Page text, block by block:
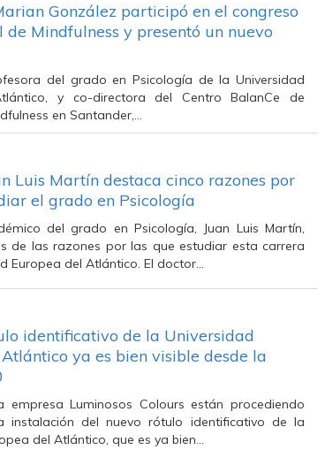
González participó en el congreso
de Mindfulness y presentó un nuevo
del grado en Psicología de la Universidad
y co-directora del Centro BalanCe de
en Santander,…
Luis Martín destaca cinco razones por
el grado en Psicología
del grado en Psicología, Juan Luis Martín,
de las razones por las que estudiar esta carrera
Europea del Atlántico. El doctor…
identificativo de la Universidad
ya es bien visible desde la
empresa Luminosos Colours están procediendo
instalación del nuevo rótulo identificativo de la
del Atlántico, que es ya bien…